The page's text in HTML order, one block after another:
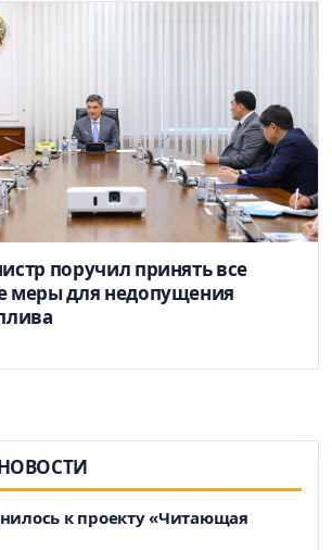
поручил принять все
меры для недопущения
к проекту «Читающая